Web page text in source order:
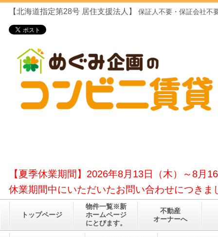
【北海道指定第28号 居住支援法人】 保証人不要・保証会社不
【夏季休業期間】2026年8月13日（木）～8月
休業期間中にいただいたお問い合わせにつき
トップページ
物件一覧※新
ホームページ
にとびます。
不動産
オーナーへ